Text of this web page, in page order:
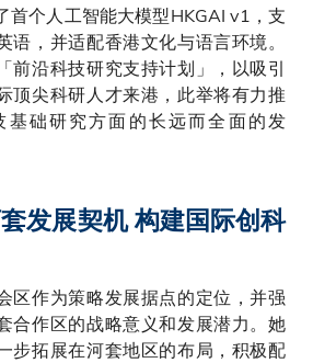
首个人工智能大模型HKGAI v1，支
语，并适配香港文化与语言环境。
前沿科技研究支持计划」，以吸引
顶尖科研人才来港，此举将有力推
基础研究方面的长远而全面的发
发展契机 构建国际创科
区作为策略发展据点的定位，并强
合作区的战略意义和发展潜力。她
步拓展在河套地区的布局，积极配